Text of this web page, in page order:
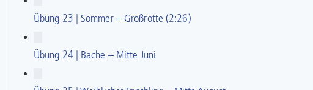
Übung 23 | Sommer – Großrotte (2:26)
Übung 24 | Bache – Mitte Juni